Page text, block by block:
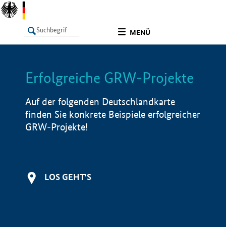
MENÜ
LISTE Info
Erfolgreiche GRW-Projekte
Auf der folgenden Deutschlandkarte
finden Sie konkrete Beispiele erfolgreicher
GRW-Projekte!
LOS GEHT'S